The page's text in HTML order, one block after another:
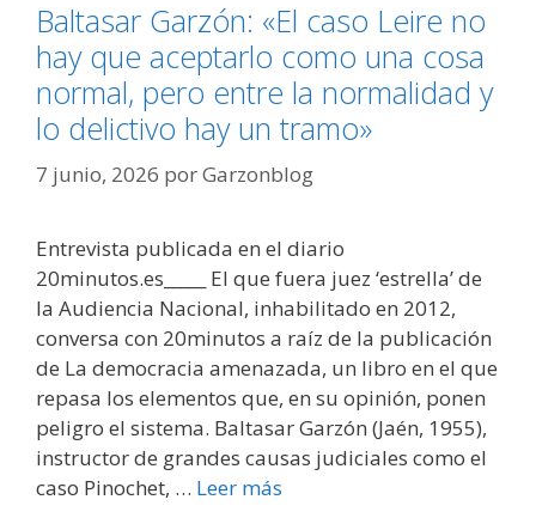
Baltasar Garzón: «El caso Leire no
hay que aceptarlo como una cosa
normal, pero entre la normalidad y
lo delictivo hay un tramo»
7 junio, 2026 porGarzonblog
Entrevista publicada en el diario
20minutos.es_____ El que fuera juez ‘estrella’ de
la Audiencia Nacional, inhabilitado en 2012,
conversa con 20minutos a raíz de la publicación
de La democracia amenazada, un libro en el que
repasa los elementos que, en su opinión, ponen
peligro el sistema. Baltasar Garzón (Jaén, 1955),
instructor de grandes causas judiciales como el
caso Pinochet, … Leer más